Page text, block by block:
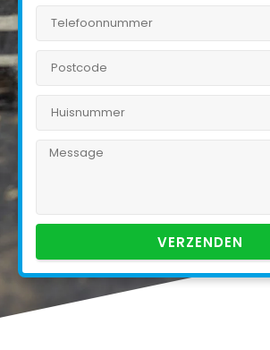
VERZENDEN